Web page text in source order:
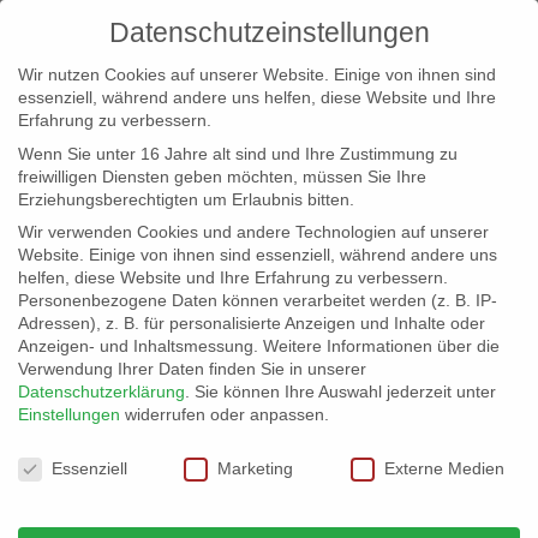
info@erfolgreich-events.de
+4940 46 777 230
Datenschutzeinstellungen
Wir nutzen Cookies auf unserer Website. Einige von ihnen sind
essenziell, während andere uns helfen, diese Website und Ihre
Erfahrung zu verbessern.
Wenn Sie unter 16 Jahre alt sind und Ihre Zustimmung zu
freiwilligen Diensten geben möchten, müssen Sie Ihre
Erziehungsberechtigten um Erlaubnis bitten.
Wir verwenden Cookies und andere Technologien auf unserer
Website. Einige von ihnen sind essenziell, während andere uns
helfen, diese Website und Ihre Erfahrung zu verbessern.
Personenbezogene Daten können verarbeitet werden (z. B. IP-
Adressen), z. B. für personalisierte Anzeigen und Inhalte oder
Anzeigen- und Inhaltsmessung. Weitere Informationen über die
Verwendung Ihrer Daten finden Sie in unserer
Datenschutzerklärung
Sie können Ihre Auswahl jederzeit unter
Einstellungen widerrufen oder anpassen.
Datenschutzeinstellungen
Essenziell Marketing Externe Medien